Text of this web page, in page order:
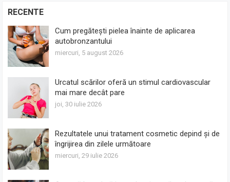
RECENTE
Cum pregătești pielea înainte de aplicarea
autobronzantului
miercuri, 5 august 2026
Urcatul scărilor oferă un stimul cardiovascular
mai mare decât pare
joi, 30 iulie 2026
Rezultatele unui tratament cosmetic depind și de
îngrijirea din zilele următoare
miercuri, 29 iulie 2026